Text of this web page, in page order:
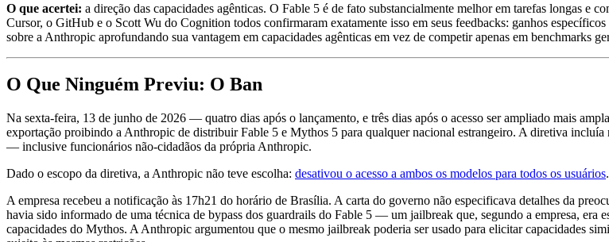
O que acertei: a direção das capacidades agênticas. O Fable 5 é de fato substancialmente melhor em tarefas longas e
Cursor, o GitHub e o Scott Wu do Cognition todos confirmaram exatamente isso em seus feedbacks: ganhos
sobre a Anthropic aprofundando sua vantagem em capacidades agênticas em vez de competir apenas em benchmarks
O Que Ninguém Previu: O Ban
Na sexta-feira, 13 de junho de 2026 — quatro dias após o lançamento, e três dias após o acesso ser ampliado mais
exportação proibindo a Anthropic de distribuir Fable 5 e Mythos 5 para qualquer nacional estrangeiro. A diretiva
— inclusive funcionários não-cidadãos da própria Anthropic.
Dado o escopo da diretiva, a Anthropic não teve escolha: desativou o acesso a ambos os modelos para todos os usuários.
A empresa recebeu a notificação às 17h21 do horário de Brasília. A carta do governo não especificava detalhes da
havia sido informado de uma técnica de bypass dos guardrails do Fable 5 — um jailbreak que, segundo a empresa, era
capacidades do Mythos. A Anthropic argumentou que o mesmo jailbreak poderia ser usado para elicitar capacidades